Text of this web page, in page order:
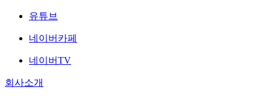
유튜브
네이버카페
네이버TV
회사소개